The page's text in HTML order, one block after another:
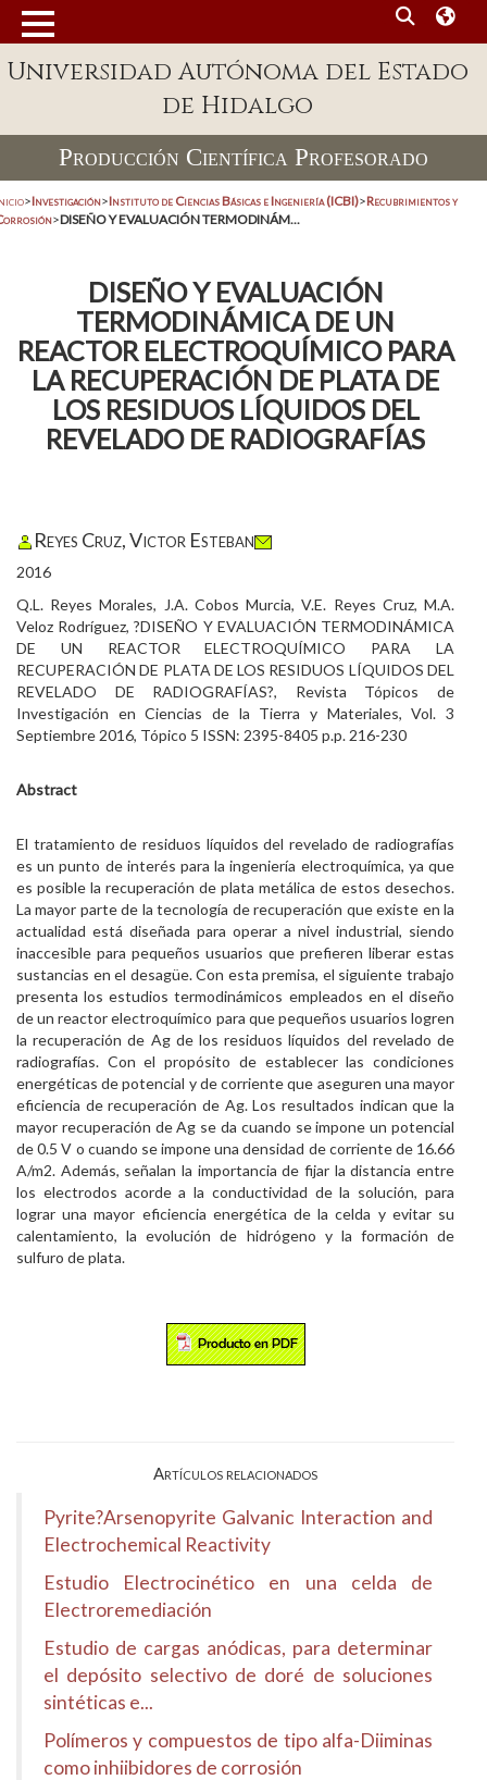
Universidad Autónoma del Estado
de Hidalgo
Producción Científica Profesorado
>Investigación>Instituto de Ciencias Básicas e Ingeniería (ICBI)>Recubrimientos y
>DISEÑO Y EVALUACIÓN TERMODINÁM...
DISEÑO Y EVALUACIÓN
TERMODINÁMICA DE UN
REACTOR ELECTROQUÍMICO PARA
LA RECUPERACIÓN DE PLATA DE
LOS RESIDUOS LÍQUIDOS DEL
REVELADO DE RADIOGRAFÍAS
Reyes Cruz, Victor Esteban
2016
Q.L. Reyes Morales, J.A. Cobos Murcia, V.E. Reyes Cruz, M.A.
Veloz Rodríguez, ?DISEÑO Y EVALUACIÓN TERMODINÁMICA
DE UN REACTOR ELECTROQUÍMICO PARA LA
RECUPERACIÓN DE PLATA DE LOS RESIDUOS LÍQUIDOS DEL
REVELADO DE RADIOGRAFÍAS?, Revista Tópicos de
Investigación en Ciencias de la Tierra y Materiales, Vol. 3
Septiembre 2016, Tópico 5 ISSN: 2395-8405 p.p. 216-230
Abstract
El tratamiento de residuos líquidos del revelado de radiografías
es un punto de interés para la ingeniería electroquímica, ya que
es posible la recuperación de plata metálica de estos desechos.
La mayor parte de la tecnología de recuperación que existe en la
actualidad está diseñada para operar a nivel industrial, siendo
inaccesible para pequeños usuarios que prefieren liberar estas
sustancias en el desagüe. Con esta premisa, el siguiente trabajo
presenta los estudios termodinámicos empleados en el diseño
de un reactor electroquímico para que pequeños usuarios logren
la recuperación de Ag de los residuos líquidos del revelado de
radiografías. Con el propósito de establecer las condiciones
energéticas de potencial y de corriente que aseguren una mayor
eficiencia de recuperación de Ag. Los resultados indican que la
mayor recuperación de Ag se da cuando se impone un potencial
de 0.5 V o cuando se impone una densidad de corriente de 16.66
A/m2. Además, señalan la importancia de fijar la distancia entre
los electrodos acorde a la conductividad de la solución, para
lograr una mayor eficiencia energética de la celda y evitar su
calentamiento, la evolución de hidrógeno y la formación de
sulfuro de plata.
Artículos relacionados
Pyrite?Arsenopyrite Galvanic Interaction and
Electrochemical Reactivity
Estudio Electrocinético en una celda de
Electroremediación
Estudio de cargas anódicas, para determinar
el depósito selectivo de doré de soluciones
sintéticas e...
Polímeros y compuestos de tipo alfa-Diiminas
como inhiibidores de corrosión